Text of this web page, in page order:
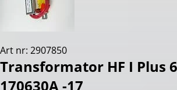
Art nr: 2907850
Transformator HF I Plus
170630A -17